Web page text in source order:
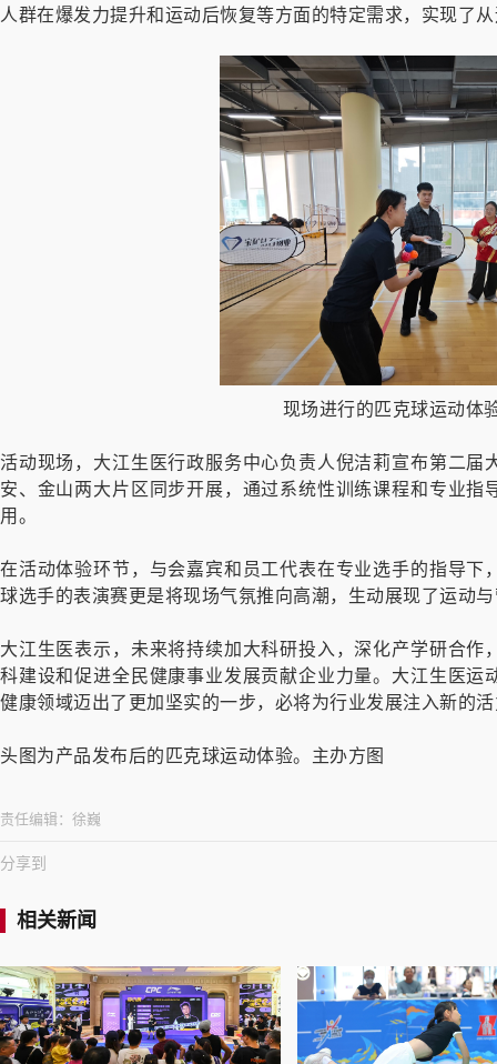
人群在爆发力提升和运动后恢复等方面的特定需求，实现了
现场进行的匹克球运动体
活动现场，大江生医行政服务中心负责人倪洁莉宣布第二
安、金山两大片区同步开展，通过系统性训练课程和专业
用。
在活动体验环节，与会嘉宾和员工代表在专业选手的指导
球选手的表演赛更是将现场气氛推向高潮，生动展现了运动
大江生医表示，未来将持续加大科研投入，深化产学研合
科建设和促进全民健康事业发展贡献企业力量。大江生医
健康领域迈出了更加坚实的一步，必将为行业发展注入新的
头图为产品发布后的匹克球运动体验。主办方图
责任编辑： 徐巍
分享到
相关新闻